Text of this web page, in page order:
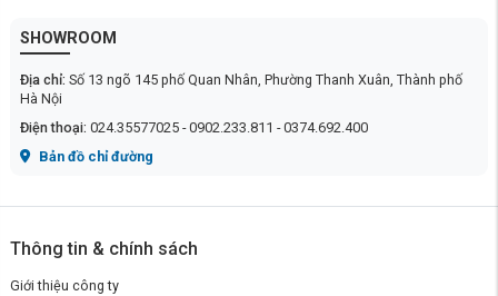
SHOWROOM
Địa chỉ: Số 13 ngõ 145 phố Quan Nhân, Phường Thanh Xuân, Thành phố
Hà Nội
Điện thoại: 024.35577025 - 0902.233.811 - 0374.692.400
Bản đồ chỉ đường
Thông tin & chính sách
Giới thiệu công ty